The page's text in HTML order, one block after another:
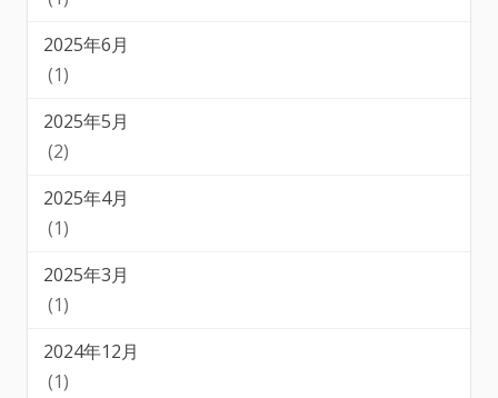
2025年6月
(1)
2025年5月
(2)
2025年4月
(1)
2025年3月
(1)
2024年12月
(1)